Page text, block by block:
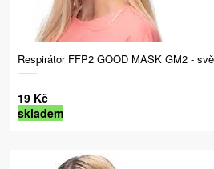
Respirátor FFP2 GOOD MASK GM2 -
19 Kč
skladem